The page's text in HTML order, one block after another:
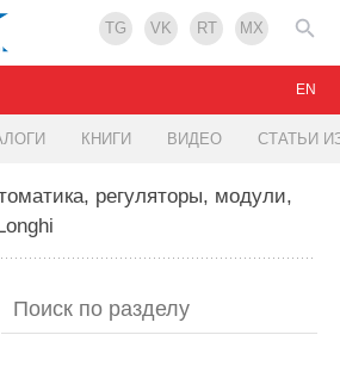
TG VK RT MX
КНИГИ ВИДЕО СТАТЬИ
EN
регуляторы, модули,